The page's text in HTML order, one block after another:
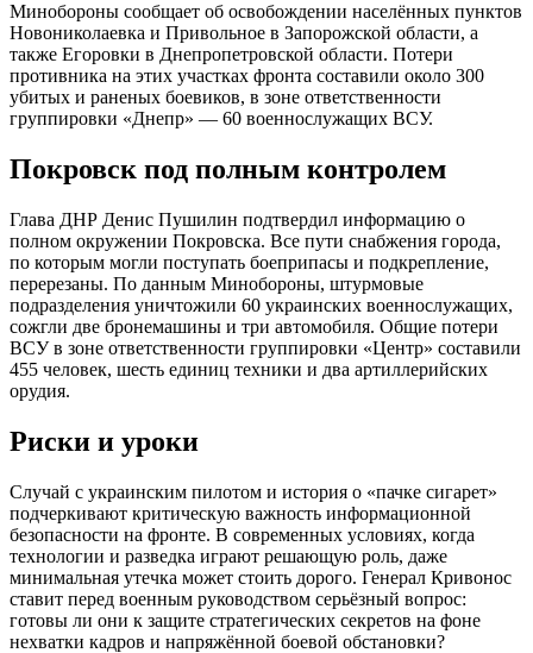
Минобороны сообщает об освобождении населённых пунктов
Новониколаевка и Привольное в Запорожской области, а
также Егоровки в Днепропетровской области. Потери
противника на этих участках фронта составили около 300
убитых и раненых боевиков, в зоне ответственности
группировки «Днепр» — 60 военнослужащих ВСУ.
Покровск под полным контролем
Глава ДНР Денис Пушилин подтвердил информацию о
полном окружении Покровска. Все пути снабжения города,
по которым могли поступать боеприпасы и подкрепление,
перерезаны. По данным Минобороны, штурмовые
подразделения уничтожили 60 украинских военнослужащих,
сожгли две бронемашины и три автомобиля. Общие потери
ВСУ в зоне ответственности группировки «Центр» составили
455 человек, шесть единиц техники и два артиллерийских
орудия.
Риски и уроки
Случай с украинским пилотом и история о «пачке сигарет»
подчеркивают критическую важность информационной
безопасности на фронте. В современных условиях, когда
технологии и разведка играют решающую роль, даже
минимальная утечка может стоить дорого. Генерал Кривонос
ставит перед военным руководством серьёзный вопрос:
готовы ли они к защите стратегических секретов на фоне
нехватки кадров и напряжённой боевой обстановки?